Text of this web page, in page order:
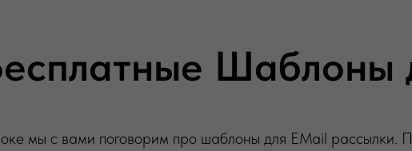
Шаблоны
мы с вами поговорим про шаблоны для EMail рассылки.